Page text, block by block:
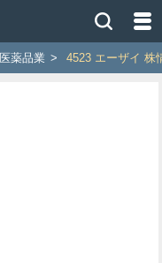
医薬品業 > 4523 エーザイ 株